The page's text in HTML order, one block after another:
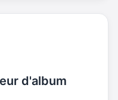
d'album